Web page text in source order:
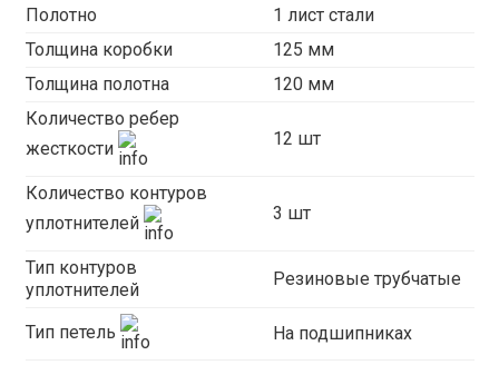
Полотно
1 лист стали
Толщина коробки
125 мм
Толщина полотна
120 мм
Количество ребер
жесткости
12 шт
Количество контуров
уплотнителей
3 шт
Тип контуров
уплотнителей
Резиновые трубчатые
Тип петель На подшипниках